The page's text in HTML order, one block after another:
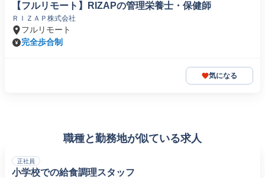
【フルリモート】RIZAPの管理栄養士・保健師
ＲＩＺＡＰ株式会社
フルリモート
完全歩合制
気になる
職種と勤務地が似ている求人
正社員
小学校での給食調理スタッフ